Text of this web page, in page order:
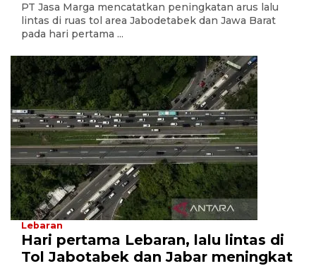
PT Jasa Marga mencatatkan peningkatan arus lalu
lintas di ruas tol area Jabodetabek dan Jawa Barat
pada hari pertama ...
Lebaran
Hari pertama Lebaran, lalu lintas di
Tol Jabotabek dan Jabar meningkat